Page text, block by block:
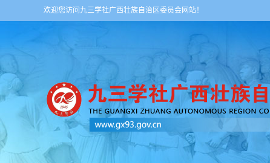
欢迎您访问九三学社广西壮族自治区委员会网站！